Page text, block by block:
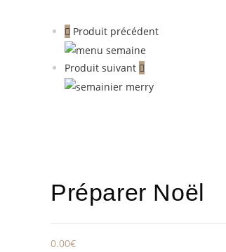
Produit précédent
Produit suivant
Préparer Noël
0.00€